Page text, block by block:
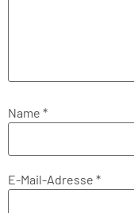
Name *
E-Mail-Adresse *